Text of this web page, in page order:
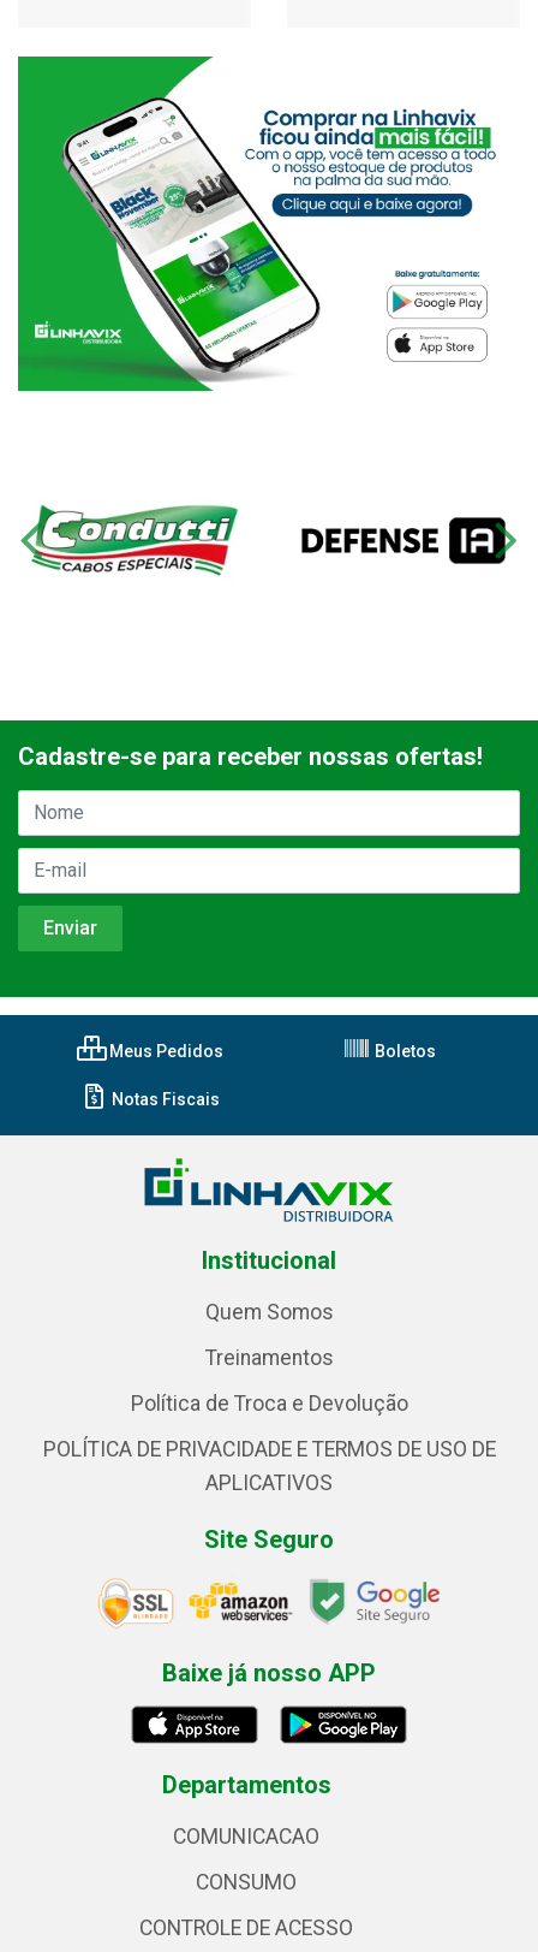
Cadastre-se para receber nossas ofertas!
Meus Pedidos Boletos
Notas Fiscais
Institucional
Quem Somos
Treinamentos
Política de Troca e Devolução
POLÍTICA DE PRIVACIDADE E TERMOS DE USO DE
APLICATIVOS
Site Seguro
Baixe já nosso APP
Departamentos
COMUNICACAO
CONSUMO
CONTROLE DE ACESSO